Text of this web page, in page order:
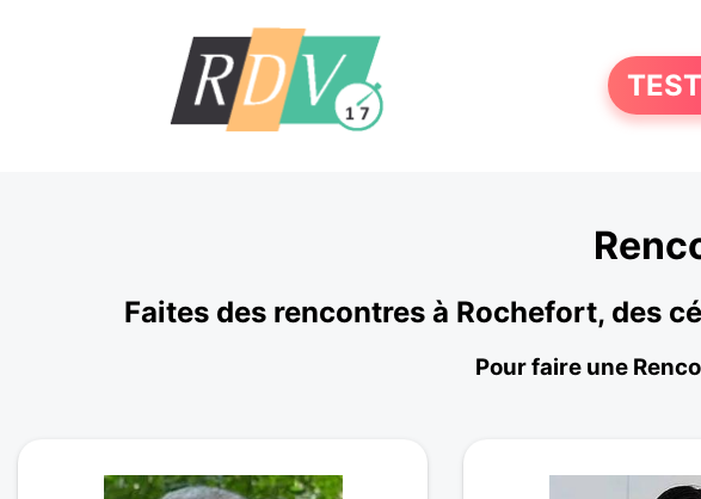
Faites des rencontres à Rochefort, des
Pour faire une